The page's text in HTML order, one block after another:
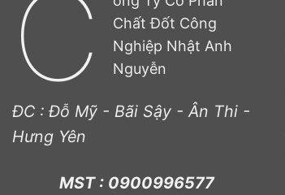
C
Chất Đốt Công
Nghiệp Nhật Anh
Nguyễn
ĐC : Đỗ Mỹ - Bãi Sậy - Ân Thi -
Hưng Yên
MST : 0900996577